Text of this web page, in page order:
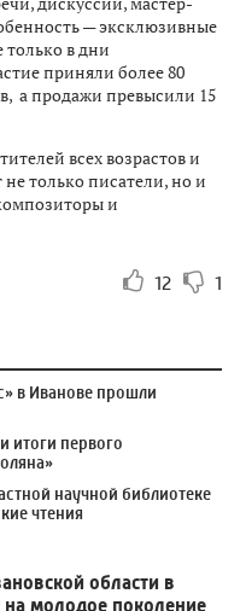
— эксклюзивные
в дни
приняли более 80
а продажи превысили 15
всех возрастов и
только писатели, но и
и
12 1
в Иванове прошли
итоги первого
научной библиотеке
чтения
области в
на молодое поколение